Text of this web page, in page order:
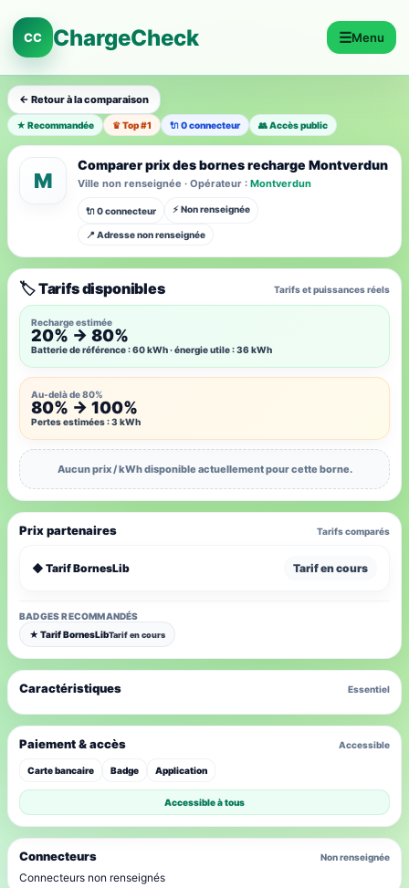
CC ChargeCheck ☰Menu
← Retour à la comparaison
★ Recommandée ♛ Top #1 🔌 0 connecteur 👥 Accès public
M
Comparer prix des bornes recharge Montverdun
Ville non renseignée · Opérateur : Montverdun
🔌 0 connecteur ⚡ Non renseignée
📍 Adresse non renseignée
🏷️ Tarifs disponibles Tarifs et puissances réels
Recharge estimée
20% → 80%
Batterie de référence : 60 kWh · énergie utile : 36 kWh
Au-delà de 80%
80% → 100%
Pertes estimées : 3 kWh
Aucun prix / kWh disponible actuellement pour cette borne.
Prix partenaires Tarifs comparés
◆ Tarif BornesLib Tarif en cours
BADGES RECOMMANDÉS
★ Tarif BornesLibTarif en cours
Caractéristiques Essentiel
Connecteurs Non renseignée
Connecteurs non renseignés
Paiement & accès Accessible
Carte bancaire Badge Application
Accessible à tous